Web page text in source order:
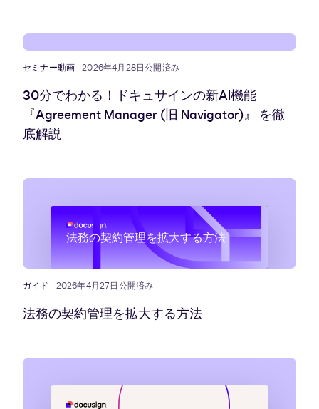
セミナー動画 2026年4月28日公開済み
30分でわかる！ドキュサインの新AI機能
『Agreement Manager (旧 Navigator)』 を徹
底解説
法務の契約管理を拡大する方法
ガイド 2026年4月27日公開済み
法務の契約管理を拡大する方法